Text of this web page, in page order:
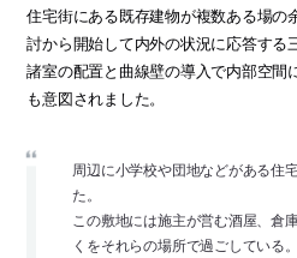
住宅街にある既存建物が複数ある場の
討から開始して内外の状況に応答する
諸室の配置と曲線壁の導入で内部空間
も意図されました。
周辺に小学校や団地などがある住
た。
この敷地には施主が営む酒屋、倉
くをそれらの場所で過ごしている